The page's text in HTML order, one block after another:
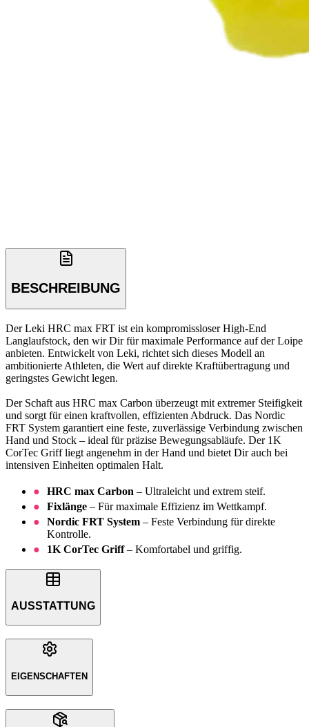
BESCHREIBUNG
Der Leki HRC max FRT ist ein kompromissloser High-End
Langlaufstock, den wir Dir für maximale Performance auf der Loipe
anbieten. Entwickelt von Leki, richtet sich dieses Modell an
ambitionierte Athleten, die Wert auf direkte Kraftübertragung und
geringstes Gewicht legen.
Der Schaft aus HRC max Carbon überzeugt mit extremer Steifigkeit
und sorgt für einen kraftvollen, effizienten Abdruck. Das Nordic
FRT System garantiert eine feste, zuverlässige Verbindung zwischen
Hand und Stock – ideal für präzise Bewegungsabläufe. Der 1K
CorTec Griff liegt angenehm in der Hand und bietet Dir auch bei
intensiven Einheiten optimalen Halt.
HRC max Carbon – Ultraleicht und extrem steif.
Fixlänge – Für maximale Effizienz im Wettkampf.
Nordic FRT System – Feste Verbindung für direkte
Kontrolle.
1K CorTec Griff– Komfortabel und griffig.
AUSSTATTUNG
EIGENSCHAFTEN